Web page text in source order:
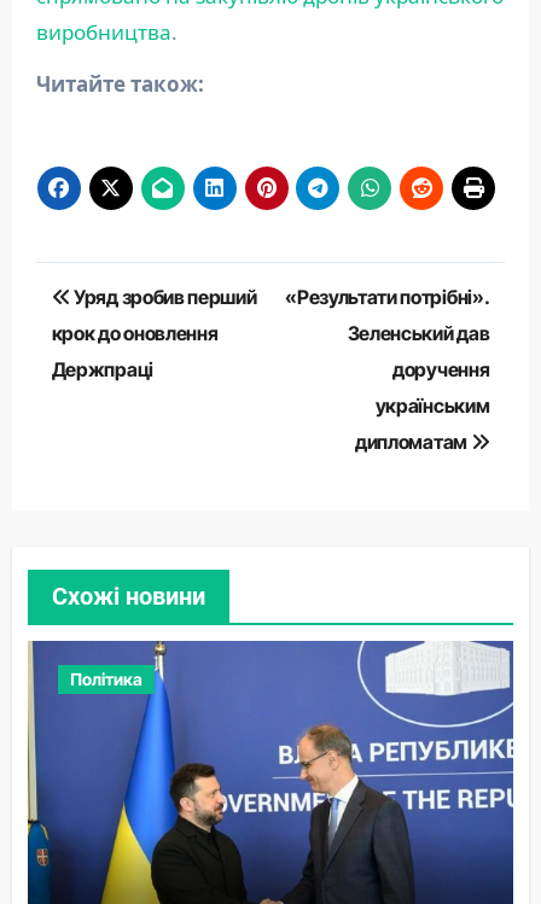
виробництва.
Читайте також:
Навігація
записів
Уряд зробив перший
крок до оновлення
Держпраці
«Результати потрібні».
Зеленський дав
доручення
українським
дипломатам
Схожі новини
Політика